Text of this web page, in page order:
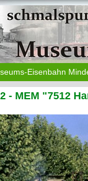
Eisenbahn
- MEM "7512